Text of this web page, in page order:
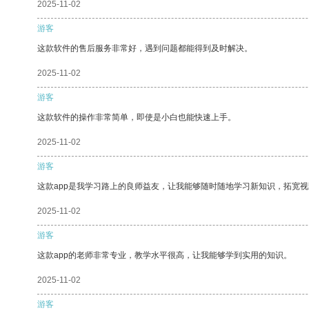
2025-11-02
游客
这款软件的售后服务非常好，遇到问题都能得到及时解决。
2025-11-02
游客
这款软件的操作非常简单，即使是小白也能快速上手。
2025-11-02
游客
这款app是我学习路上的良师益友，让我能够随时随地学习新知识，拓宽
2025-11-02
游客
这款app的老师非常专业，教学水平很高，让我能够学到实用的知识。
2025-11-02
游客